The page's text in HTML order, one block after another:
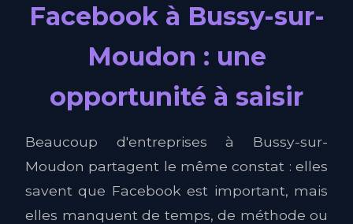
Facebook à Bussy-sur-
Moudon : une
opportunité à saisir
Beaucoup d'entreprises à Bussy-sur-
Moudon partagent le même constat : elles
savent que Facebook est important, mais
elles manquent de temps, de méthode ou